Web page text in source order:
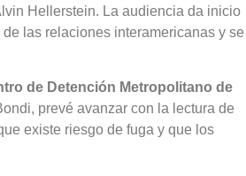
Hellerstein. La audiencia da inicio
las relaciones interamericanas y se
de Detención Metropolitano de
prevé avanzar con la lectura de
existe riesgo de fuga y que los